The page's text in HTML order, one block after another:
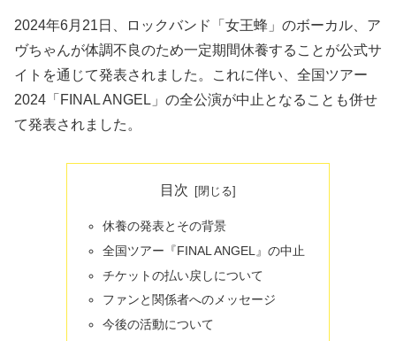
2024年6月21日、ロックバンド「女王蜂」のボーカル、ア
ヴちゃんが体調不良のため一定期間休養することが公式サ
イトを通じて発表されました。これに伴い、全国ツアー
2024「FINAL ANGEL」の全公演が中止となることも併せ
て発表されました。
目次
休養の発表とその背景
全国ツアー『FINAL ANGEL』の中止
チケットの払い戻しについて
ファンと関係者へのメッセージ
今後の活動について